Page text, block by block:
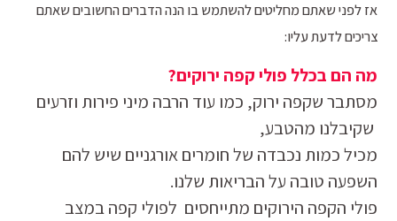
אז לפני שאתם מחליטים להשתמש בו הנה הדברים החשובים שאתם
צריכים לדעת עליו:
מה הם בכלל פולי קפה ירוקים?
מסתבר שקפה ירוק, כמו עוד הרבה מיני פירות וזרעים
שקיבלנו מהטבע,
מכיל כמות נכבדה של חומרים אורגניים שיש להם
השפעה טובה על הבריאות שלנו.
פולי הקפה הירוקים מתייחסים לפולי קפה במצב